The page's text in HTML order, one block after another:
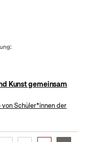
Kunst gemeinsam
Schüler*innen der